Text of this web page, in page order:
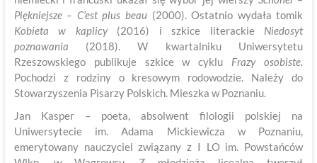
Piękniejsze – C’est plus beau(2000). Ostatnio wydała tomik
Kobieta w kaplicy(2016) i szkice literackie Niedosyt
poznawania (2018). W kwartalniku Uniwersytetu
Rzeszowskiego publikuje szkice w cyklu Frazy osobiste.
Pochodzi z rodziny o kresowym rodowodzie. Należy do
Stowarzyszenia Pisarzy Polskich. Mieszka w Poznaniu.
Jan Kasper – poeta, absolwent filologii polskiej na
Uniwersytecie im. Adama Mickiewicza w Poznaniu,
emerytowany nauczyciel związany z I LO im. Powstańców